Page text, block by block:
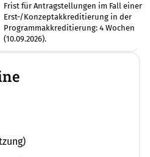
Frist für Antragstellungen im Fall einer
Erst-/Konzeptakkreditierung in der
Programmakkreditierung: 4 Wochen
(10.09.2026).